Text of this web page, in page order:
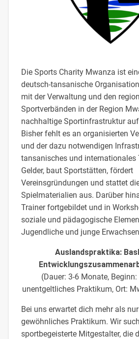
Die Sports Charity Mwanza ist
deutsch-tansanische
mit der Verwaltung und den
Sportverbänden in der Region
nachhaltige Sportinfrastruktur
Bisher fehlt es an organisierten
und der dazu notwendigen
tansanisches und internationales
Gelder, baut Sportstätten, fördert
Vereinsgründungen und stattet
Spielmaterialien aus. Darüber
Trainer fortgebildet und in
soziale und pädagogische
Jugendliche und junge
Auslandspraktika:
(Dauer: 3-6 Monate,
unentgeltliches Praktikum, Ort:
Bei uns erwartet dich mehr als
gewöhnliches Praktikum. Wir
sportbegeisterte Mitgestalter, die